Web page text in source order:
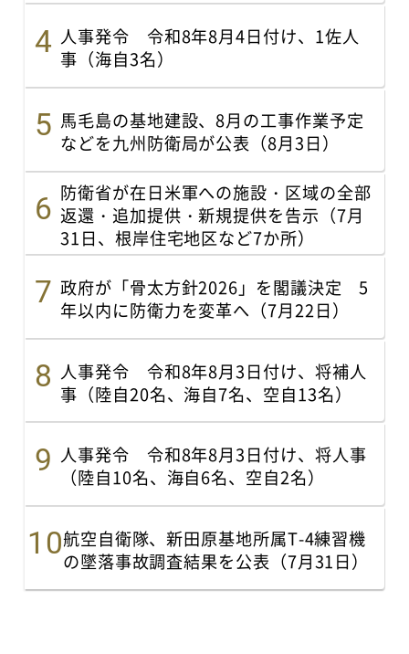
人事発令 令和8年8月4日付け、1佐人
事（海自3名）
馬毛島の基地建設、8月の工事作業予定
などを九州防衛局が公表（8月3日）
防衛省が在日米軍への施設・区域の全部
返還・追加提供・新規提供を告示（7月
31日、根岸住宅地区など7か所）
政府が「骨太方針2026」を閣議決定 5
年以内に防衛力を変革へ（7月22日）
人事発令 令和8年8月3日付け、将補人
事（陸自20名、海自7名、空自13名）
人事発令 令和8年8月3日付け、将人事
（陸自10名、海自6名、空自2名）
航空自衛隊、新田原基地所属T-4練習機
の墜落事故調査結果を公表（7月31日）